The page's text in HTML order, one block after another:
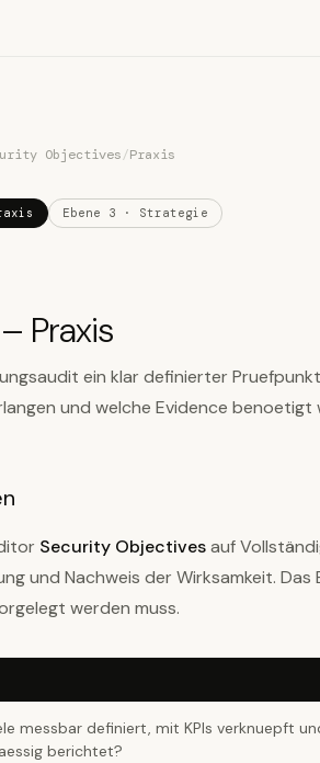
Objectives/Praxis
Ebene 3 · Strategie
Praxis
ein klar definierter
und welche Evidence benoetigt
Security Objectivesauf
und Nachweis der Wirksamkeit. Das
werden muss.
messbar definiert, mit KPIs verknuepft
berichtet?